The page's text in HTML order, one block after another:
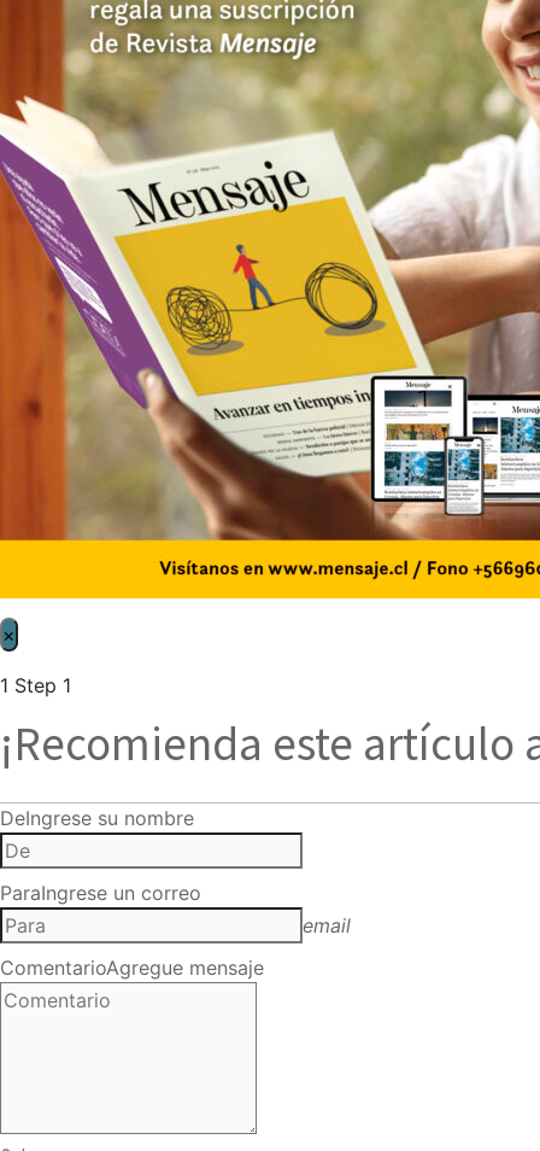
×
1 Step 1
¡Recomienda este artículo
DeIngrese su nombre
ParaIngrese un correo
email
ComentarioAgregue mensaje